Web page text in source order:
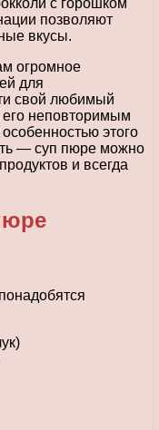
с горошком
позволяют
вкусы.
огромное
для
свой любимый
его неповторимым
этого
— суп пюре можно
и всегда